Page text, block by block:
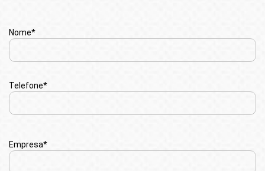
Nome*
Telefone*
Empresa*